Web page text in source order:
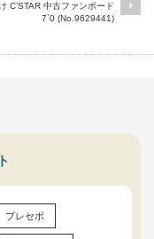
C’STAR 中古ファンボード
7`0 (No.9629441)
プレセボ